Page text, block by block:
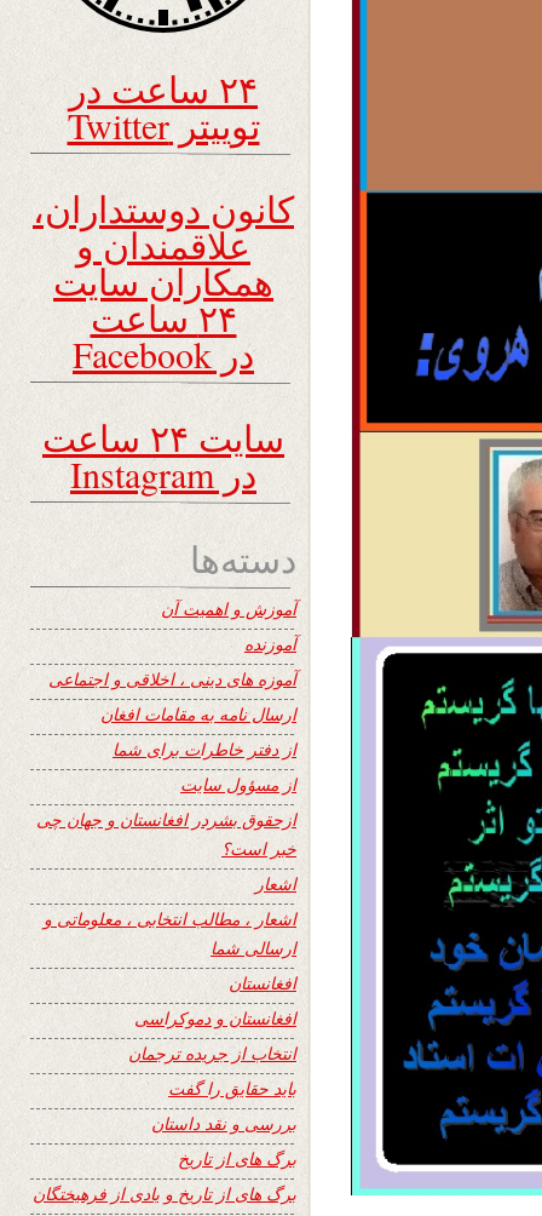
۲۴ ساعت در
توییتر Twitter
کانون دوستداران،
علاقمندان و
همکاران سایت
۲۴ ساعت
در Facebook
سایت ۲۴ ساعت
در Instagram
دسته‌ها
آموزش و اهمیت آن
آموزنده
آموزه های دینی ، اخلاقی و اجتماعی
ارسال نامه به مقامات افغان
از دفتر خاطرات برای شما
از مسؤول سایت
ازحقوق بشردر افغانستان و جهان چی
خبر است؟
اشعار
اشعار ، مطالب انتخابی ، معلوماتی و
ارسالی شما
افغانستان
افغانستان و دموکراسی
انتخاب از جریده ترجمان
باید حقایق را گفت
بررسی و نقد داستان
برگ های از تاریخ
برگ های از تاریخ و یادی از فرهیختگان